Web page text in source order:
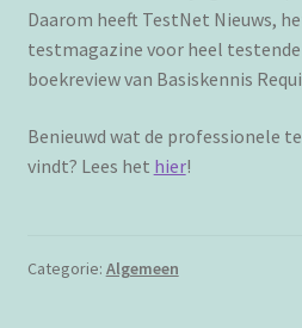
Daarom heeft TestNet Nieuws,
testmagazine voor heel testende
boekreview van Basiskennis
Benieuwd wat de professionele
vindt? Lees het hier!
Categorie: Algemeen